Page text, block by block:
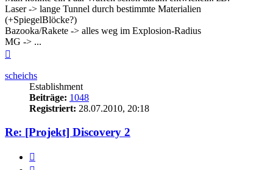
Laser -> lange Tunnel durch bestimmte Materialien
(+SpiegelBlöcke?)
Bazooka/Rakete -> alles weg im Explosion-Radius
MG -> ...
scheichs
Establishment
Beiträge: 1048
Registriert: 28.07.2010, 20:18
Re: [Projekt] Discovery 2